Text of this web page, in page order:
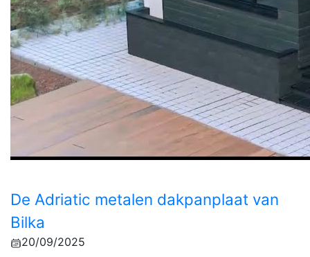
De Adriatic metalen dakpanplaat van
Bilka
20/09/2025